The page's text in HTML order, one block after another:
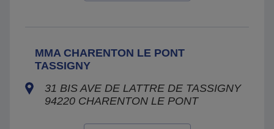
MMA CHARENTON LE PONT
TASSIGNY
31 BIS AVE DE LATTRE DE TASSIGNY
94220 CHARENTON LE PONT